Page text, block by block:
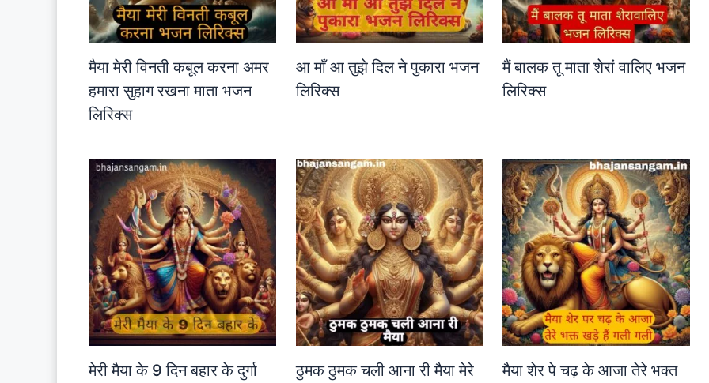
मैया मेरी विनती कबूल करना अमर
हमारा सुहाग रखना माता भजन
लिरिक्स
आ माँ आ तुझे दिल ने पुकारा भजन
लिरिक्स
मैं बालक तू माता शेरां वालिए भजन
लिरिक्स
मेरी मैया के 9 दिन बहार के दुर्गा
ठुमक ठुमक चली आना री मैया मेरे
मैया शेर पे चढ़ के आजा तेरे भक्त